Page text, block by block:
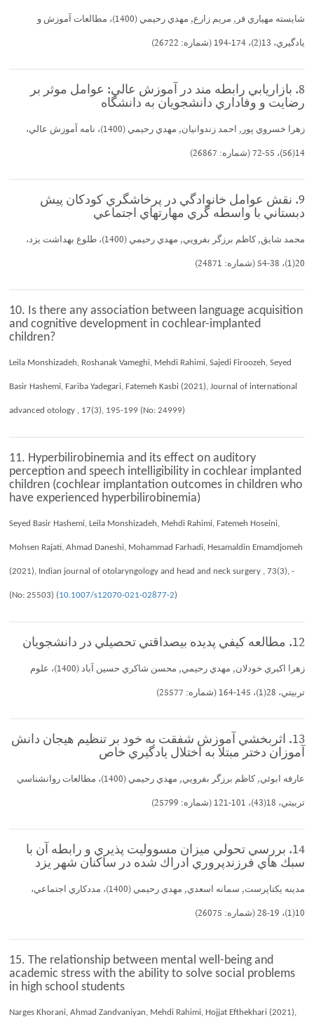
شايسته مهياري فر, مريم زارع, مهدي رحيمي (1400)، مطالعات آموزش و
يادگيري، 13(2)، 174-194 (شماره: 26722)
8. بازاريابي رابطه مند در آموزش عالي: عوامل موثر بر
رضايت و وفاداري دانشجويان به دانشگاه
زهرا خسروي پور, احمد زندوانيان, مهدي رحيمي (1400)، نامه آموزش عالي،
14(56)، 55-72 (شماره: 26867)
9. نقش عوامل خانوادگي در پرخاشگري كودكان پيش
دبستاني با واسطه گري مهارتهاي اجتماعي
محمد شايق, كاظم برزگر بفرويي, مهدي رحيمي (1400)، طلوع بهداشت يزد،
20(1)، 38-54 (شماره: 24871)
10. Is there any association between language acquisition
and cognitive development in cochlear-implanted
children?
Leila Monshizadeh, Roshanak Vameghi, Mehdi Rahimi, Sajedi Firoozeh, Seyed
Basir Hashemi, Fariba Yadegari, Fatemeh Kasbi (2021), Journal of international
advanced otology , 17(3), 195-199 (No: 24999)
11. Hyperbilirobinemia and its effect on auditory
perception and speech intelligibility in cochlear implanted
children (cochlear implantation outcomes in children who
have experienced hyperbilirobinemia)
Seyed Basir Hashemi, Leila Monshizadeh, Mehdi Rahimi, Fatemeh Hoseini,
Mohsen Rajati, Ahmad Daneshi, Mohammad Farhadi, Hesamaldin Emamdjomeh
(2021), Indian journal of otolaryngology and head and neck surgery , 73(3), -
(No: 25503) (10.1007/s12070-021-02877-2)
12. مطالعه كيفي پديده بيصداقتي تحصيلي در دانشجويان
زهرا اكبري خودلان, مهدي رحيمي, محسن شاكري حسين آباد (1400)، علوم
تربيتي، 28(1)، 145-164 (شماره: 25577)
13. اثربخشي آموزش شفقت به خود بر تنظيم هيجان دانش
آموزان دختر مبتلا به اختلال يادگيري خاص
عارفه ابوئي, كاظم برزگر بفرويي, مهدي رحيمي (1400)، مطالعات روانشناسي
تربيتي، 18(43)، 101-121 (شماره: 25799)
14. بررسي تحولي ميزان مسووليت پذيري و رابطه آن با
سبك هاي فرزندپروري ادراك شده در ساكنان شهر يزد
مدينه يكتاپرست, سمانه اسعدي, مهدي رحيمي (1400)، مددكاري اجتماعي،
10(1)، 19-28 (شماره: 26075)
15. The relationship between mental well-being and
academic stress with the ability to solve social problems
in high school students
Narges Khorani, Ahmad Zandvaniyan, Mehdi Rahimi, Hojjat Efthekhari (2021),